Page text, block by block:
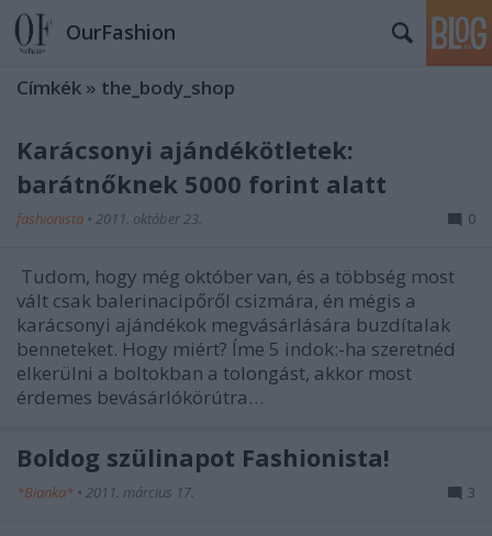
OurFashion
Címkék » the_body_shop
Karácsonyi ajándékötletek:
barátnőknek 5000 forint alatt
fashionista • 2011. október 23. 0
Tudom, hogy még október van, és a többség most
vált csak balerinacipőről csizmára, én mégis a
karácsonyi ajándékok megvásárlására buzdítalak
benneteket. Hogy miért? Íme 5 indok:-ha szeretnéd
elkerülni a boltokban a tolongást, akkor most
érdemes bevásárlókörútra…
Boldog szülinapot Fashionista!
*Bianka* • 2011. március 17. 3